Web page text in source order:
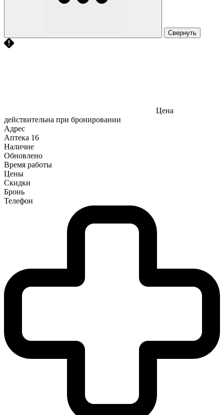
Свернуть
Цена
действительна при бронировании
Адрес
Аптека 16
Наличие
Обновлено
Время работы
Цены
Скидки
Бронь
Телефон